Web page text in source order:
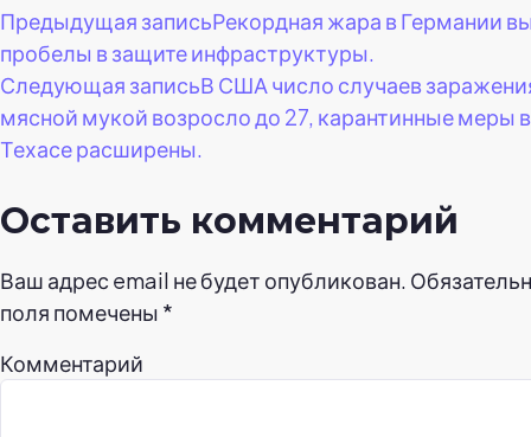
Навигация
по
записям
Предыдущая записьРекордная жара в Германии
пробелы в защите инфраструктуры.
Следующая записьВ США число случаев
мясной мукой возросло до 27, карантинные меры в
Техасе расширены.
Оставить комментарий
Ваш адрес email не будет опубликован.
поля помечены *
Комментарий